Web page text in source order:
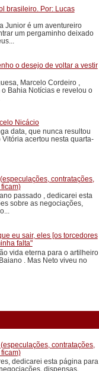
brasileiro. Por: Lucas
Junior é um aventureiro
um pergaminho deixado
o desejo de voltar a vestir
Marcelo Cordeiro ,
Bahia Notícias e revelou o
Nicácio
data, que nunca resultou
acertou nesta quarta-
contratações,
passado , dedicarei esta
sobre as negociações,
eu sair, eles [os torcedores
falta"
vida eterna para o artilheiro
. Mas Neto viveu no
contratações,
dedicarei esta página para
dispensas,